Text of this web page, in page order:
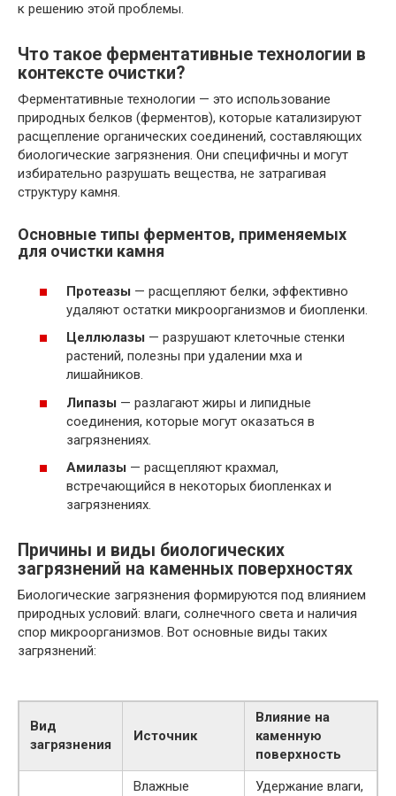
к решению этой проблемы.
Что такое ферментативные технологии в
контексте очистки?
Ферментативные технологии — это использование
природных белков (ферментов), которые катализируют
расщепление органических соединений, составляющих
биологические загрязнения. Они специфичны и могут
избирательно разрушать вещества, не затрагивая
структуру камня.
Основные типы ферментов, применяемых
для очистки камня
Протеазы — расщепляют белки, эффективно
удаляют остатки микроорганизмов и биопленки.
Целлюлазы — разрушают клеточные стенки
растений, полезны при удалении мха и
лишайников.
Липазы — разлагают жиры и липидные
соединения, которые могут оказаться в
загрязнениях.
Амилазы — расщепляют крахмал,
встречающийся в некоторых биопленках и
загрязнениях.
Причины и виды биологических
загрязнений на каменных поверхностях
Биологические загрязнения формируются под влиянием
природных условий: влаги, солнечного света и наличия
спор микроорганизмов. Вот основные виды таких
загрязнений:
Вид
загрязнения
Источник
Влияние на
каменную
поверхность
Влажные
Удержание влаги,